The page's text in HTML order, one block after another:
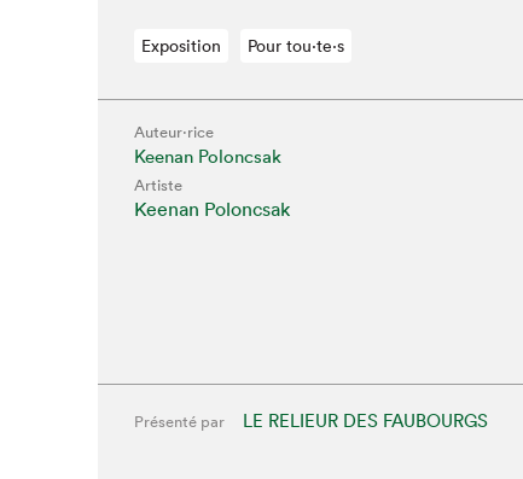
Exposition Pour tou⋅te⋅s
Auteur·rice
Keenan Poloncsak
Artiste
Keenan Poloncsak
Présenté par LE RELIEUR DES FAUBOURGS